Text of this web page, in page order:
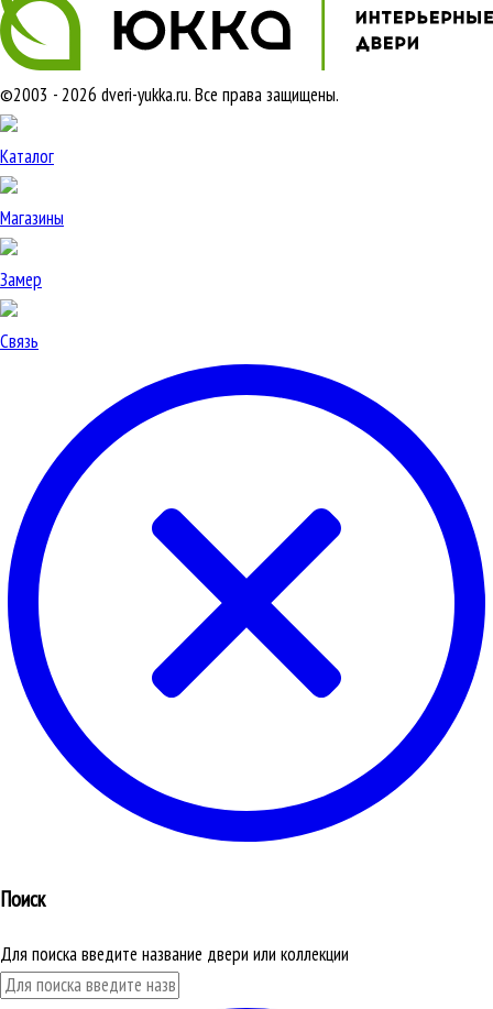
©2003 - 2026 dveri-yukka.ru. Все права защищены.
Каталог
Магазины
Замер
Связь
Поиск
Для поиска введите название двери или коллекции